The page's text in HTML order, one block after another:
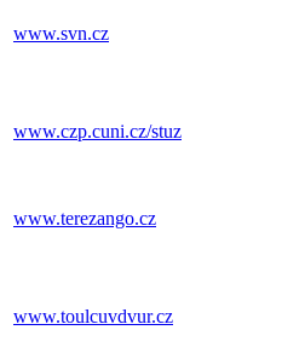
www.svn.cz
www.czp.cuni.cz/stuz
www.terezango.cz
www.toulcuvdvur.cz